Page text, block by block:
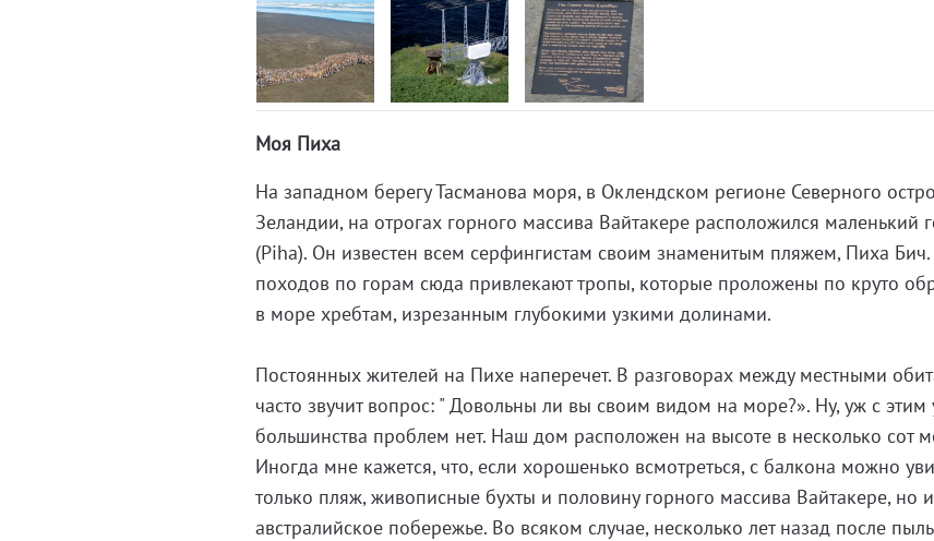
Моя Пиха
На западном берегу Тасманова моря, в Оклендском регионе Северного
Зеландии, на отрогах горного массива Вайтакере расположился маленький
(Piha). Он известен всем серфингистам своим знаменитым пляжем, Пиха
походов по горам сюда привлекают тропы, которые проложены по круто
в море хребтам, изрезанным глубокими узкими долинами.
Постоянных жителей на Пихе наперечет. В разговорах между местными
часто звучит вопрос: " Довольны ли вы своим видом на море?». Ну, уж с этим
большинства проблем нет. Наш дом расположен на высоте в несколько сот
Иногда мне кажется, что, если хорошенько всмотреться, с балкона можно
только пляж, живописные бухты и половину горного массива Вайтакере, но
австралийское побережье. Во всяком случае, несколько лет назад после